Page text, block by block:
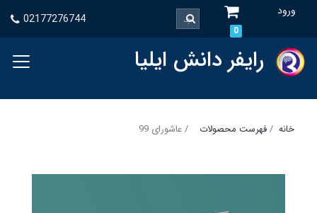
ورود
0
02177276744
رایفر دانش ایلیا
خانه فهرست محصولات عاشورای 99